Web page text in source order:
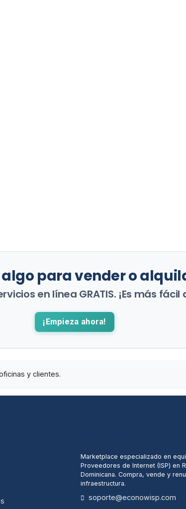
algo para vender o
en línea GRATIS. ¡Es más
¡Empieza ahora!
y clientes.
Marketplace especializado en
Proveedores de Internet (ISP) en
Dominicana. Compra, vende y
infraestructura.
soporte@econowisp.com